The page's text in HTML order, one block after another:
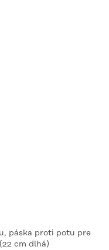
páska proti potu pre
cm dlhá)